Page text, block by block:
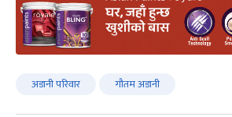
अडानी परिवार गौतम अडानी